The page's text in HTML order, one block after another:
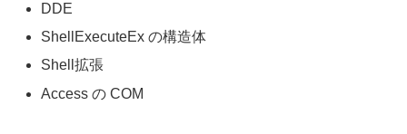
DDE
ShellExecuteEx の構造体
Shell拡張
Access の COM